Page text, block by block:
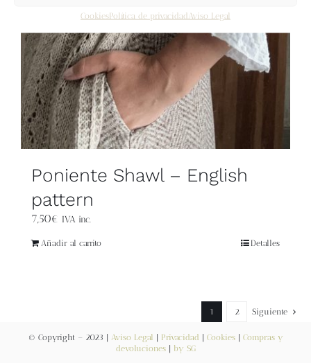
CookiesPolítica de privacidad Aviso Legal
Poniente Shawl – English
pattern
7,50€ IVA inc.
Añadir al carrito Detalles
1 2 Siguiente
© Copyright – 2023 | Aviso Legal | Privacidad | Cookies| Compras y
devoluciones| by SG